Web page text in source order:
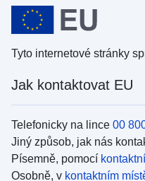
Tyto internetové stránky
Jak kontaktovat EU
Telefonicky na lince 00
Jiný způsob, jak nás
Písemně, pomocí
Osobně, v kontaktním